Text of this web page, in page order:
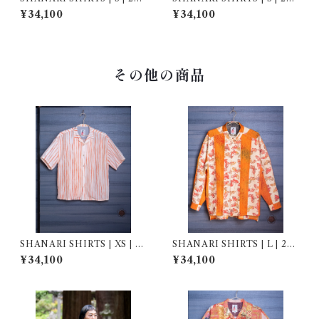
064
¥34,100
038
¥34,100
その他の商品
SHANARI SHIRTS | XS | 2
64029
¥34,100
SHANARI SHIRTS | L | 261
029
¥34,100